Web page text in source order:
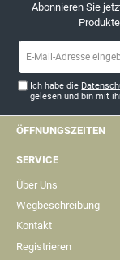
Abonnieren Sie
Ich habe die
gelesen und bin mit
ÖFFNUNGSZEITEN
SERVICE
Über Uns
Wegbeschreibung
Kontakt
Registrieren